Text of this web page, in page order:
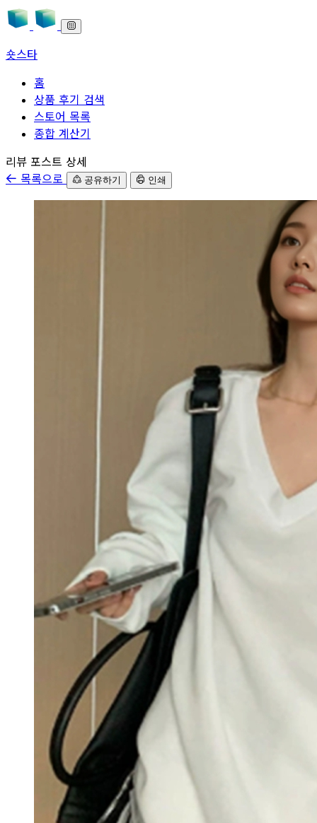
숏스타
홈
상품 후기 검색
스토어 목록
종합 계산기
본문으로 바로가기
리뷰 포스트 상세
목록으로
공유하기 인쇄